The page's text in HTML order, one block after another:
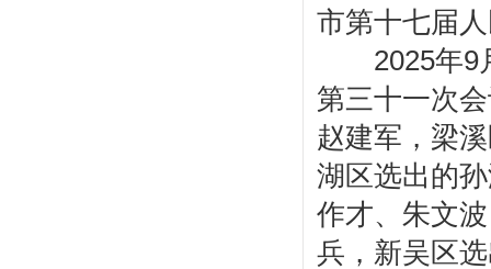
市第十七届
2025年9月
第三十一次
赵建军，梁
湖区选出的
作才、朱文
兵，新吴区